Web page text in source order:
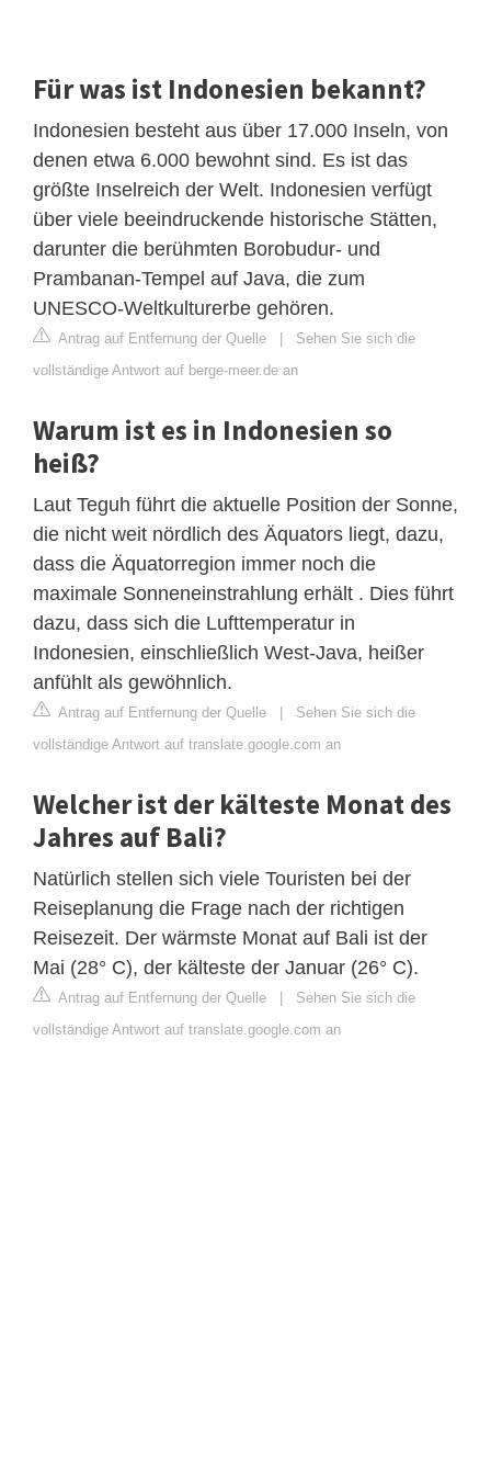
Für was ist Indonesien bekannt?
Indonesien besteht aus über 17.000 Inseln, von
denen etwa 6.000 bewohnt sind. Es ist das
größte Inselreich der Welt. Indonesien verfügt
über viele beeindruckende historische Stätten,
darunter die berühmten Borobudur- und
Prambanan-Tempel auf Java, die zum
UNESCO-Weltkulturerbe gehören.
Antrag auf Entfernung der Quelle | Sehen Sie sich die
vollständige Antwort auf berge-meer.de an
Warum ist es in Indonesien so
heiß?
Laut Teguh führt die aktuelle Position der Sonne,
die nicht weit nördlich des Äquators liegt, dazu,
dass die Äquatorregion immer noch die
maximale Sonneneinstrahlung erhält . Dies führt
dazu, dass sich die Lufttemperatur in
Indonesien, einschließlich West-Java, heißer
anfühlt als gewöhnlich.
Antrag auf Entfernung der Quelle | Sehen Sie sich die
vollständige Antwort auf translate.google.com an
Welcher ist der kälteste Monat des
Jahres auf Bali?
Natürlich stellen sich viele Touristen bei der
Reiseplanung die Frage nach der richtigen
Reisezeit. Der wärmste Monat auf Bali ist der
Mai (28° C), der kälteste der Januar (26° C).
Antrag auf Entfernung der Quelle | Sehen Sie sich die
vollständige Antwort auf translate.google.com an